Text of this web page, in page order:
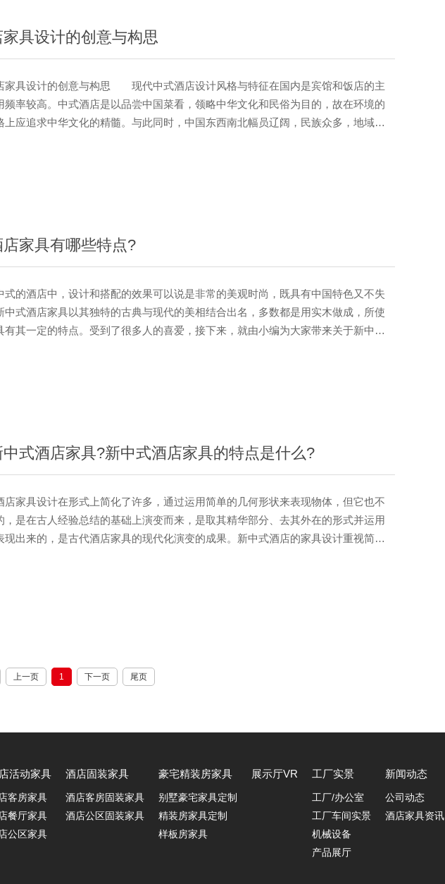
具设计的创意与构思
具设计的创意与构思 现代中式酒店设计风格与特征在国内是宾馆和饭店的主
频率较高。中式酒店是以品尝中国菜看，领略中华文化和民俗为目的，故在环境的
上应追求中华文化的精髓。与此同时，中国东西南北幅员辽阔，民族众多，地域和
大。充分发挥这些特色，使就餐者在就餐过程中感受申华文化的博大精深，领略各
家具有哪些特点?
酒店中，设计和搭配的效果可以说是非常的美观时尚，既具有中国特色又不失
中式酒店家具以其独特的古典与现代的美相结合出名，多数都是用实木做成，所使
有其一定的特点。受到了很多人的喜爱，接下来，就由小编为大家带来关于新中式
关介绍，一起来了解一下吧。 新中式酒店家具的特点有哪些? 1、我们在设
式酒店家具?新中式酒店家具的特点是什么?
具设计在形式上简化了许多，通过运用简单的几何形状来表现物体，但它也不
，是在古人经验总结的基础上演变而来，是取其精华部分、去其外在的形式并运用
现出来的，是古代酒店家具的现代化演变的成果。新中式酒店的家具设计重视简洁
工艺。和大多数中国传统家具最大的区分在于它有自己独特的美感，但它并没有失
上一页 1 下一页 尾页
活动家具
客房家具
餐厅家具
公区家具
酒店固装家具
酒店客房固装家具
酒店公区固装家具
豪宅精装房家具
别墅豪宅家具定制
精装房家具定制
样板房家具
展示厅VR 工厂实景
工厂/办公室
工厂车间实景
机械设备
产品展厅
新闻动态
公司动态
酒店家具资讯